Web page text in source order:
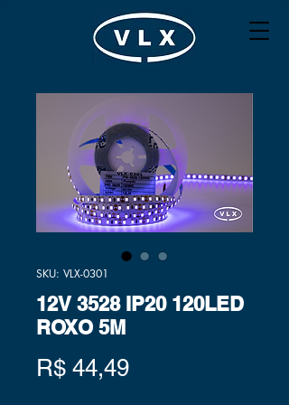
SKU: VLX-0301
12V 3528 IP20 120LED
ROXO 5M
R$ 44,49Preço